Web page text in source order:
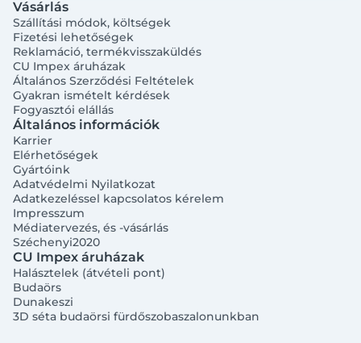
Vásárlás
Szállítási módok, költségek
Fizetési lehetőségek
Reklamáció, termékvisszaküldés
CU Impex áruházak
Általános Szerződési Feltételek
Gyakran ismételt kérdések
Fogyasztói elállás
Általános információk
Karrier
Elérhetőségek
Gyártóink
Adatvédelmi Nyilatkozat
Adatkezeléssel kapcsolatos kérelem
Impresszum
Médiatervezés, és -vásárlás
Széchenyi2020
CU Impex áruházak
Halásztelek (átvételi pont)
Budaörs
Dunakeszi
3D séta budaörsi fürdőszobaszalonunkban